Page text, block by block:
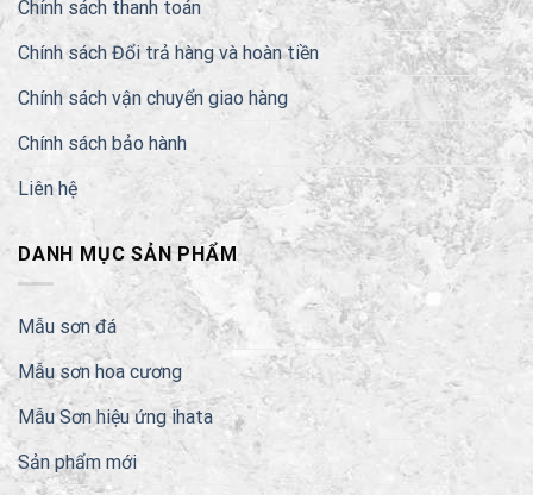
Chính sách thanh toán
Chính sách Đổi trả hàng và hoàn tiền
Chính sách vận chuyển giao hàng
Chính sách bảo hành
Liên hệ
DANH MỤC SẢN PHẨM
Mẫu sơn đá
Mẫu sơn hoa cương
Mẫu Sơn hiệu ứng ihata
Sản phẩm mới